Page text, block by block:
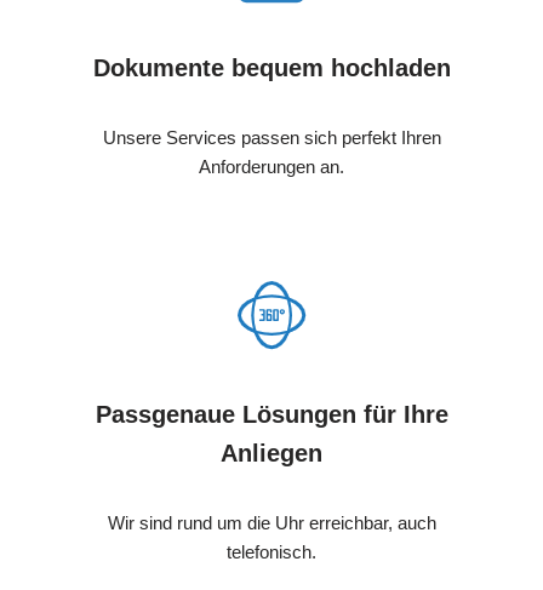
Dokumente bequem hochladen
Unsere Services passen sich perfekt Ihren
Anforderungen an.
Passgenaue Lösungen für Ihre
Anliegen
Wir sind rund um die Uhr erreichbar, auch
telefonisch.